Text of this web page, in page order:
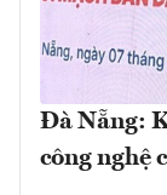
Đà Nẵng:
công nghệ